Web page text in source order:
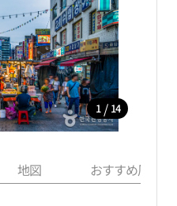
1 / 14
地図 おすすめ周辺